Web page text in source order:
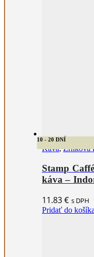
10 - 20 DNÍ
Káva,Zrnková
Stamp
káva –
11.83€ s DPH
Pridať do